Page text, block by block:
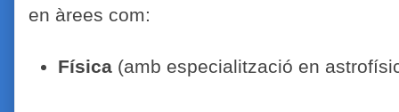
en àrees com:
Física(amb especialització en